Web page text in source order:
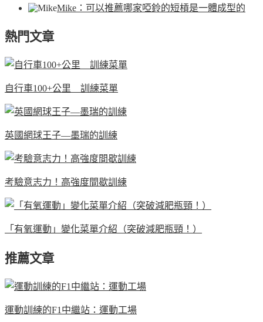
Mike ：可以推薦哪家啞鈴的短槓是一體成型的
熱門文章
自行車100+公里 訓練菜單
英國網球王子—墨瑞的訓練
考驗意志力！高強度間歇訓練
「有氧運動」變化菜單介紹（突破減肥瓶頸！）
推薦文章
運動訓練的F1中繼站：運動工場